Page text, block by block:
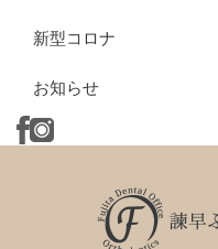
新型コロナ
お知らせ